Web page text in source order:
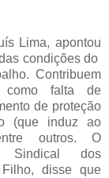
Lima, apontou
condições do
Contribuem
como falta de
de proteção
(que induz ao
outros. O
Sindical dos
disse que